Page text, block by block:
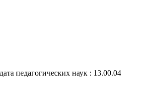
педагогических наук : 13.00.04